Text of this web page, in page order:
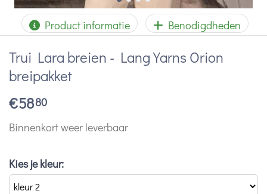
Product informatie Benodigdheden
Trui Lara breien - Lang Yarns Orion
breipakket
€5880
Binnenkort weer leverbaar
Kies je kleur: